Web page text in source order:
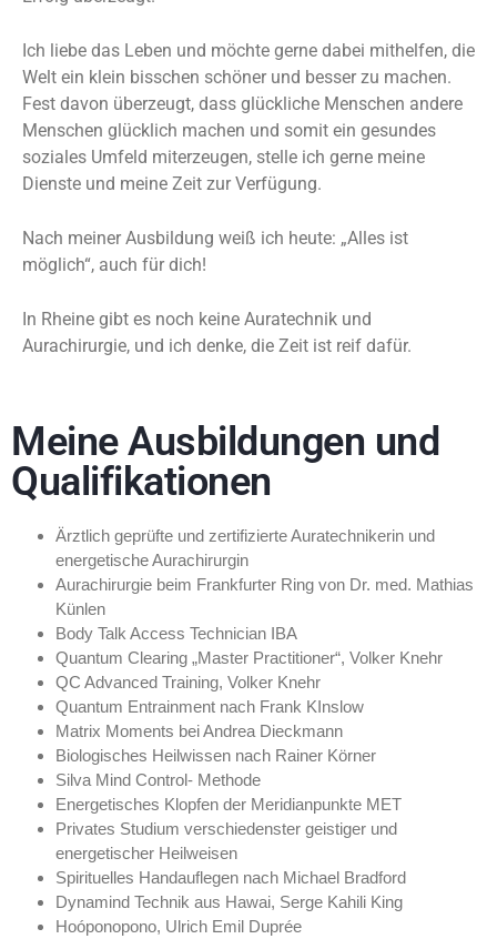
Ich liebe das Leben und möchte gerne dabei mithelfen, die
Welt ein klein bisschen schöner und besser zu machen.
Fest davon überzeugt, dass glückliche Menschen andere
Menschen glücklich machen und somit ein gesundes
soziales Umfeld miterzeugen, stelle ich gerne meine
Dienste und meine Zeit zur Verfügung.
Nach meiner Ausbildung weiß ich heute: „Alles ist
möglich“, auch für dich!
In Rheine gibt es noch keine Auratechnik und
Aurachirurgie, und ich denke, die Zeit ist reif dafür.
Meine Ausbildungen und
Qualifikationen
Ärztlich geprüfte und zertifizierte Auratechnikerin und
energetische Aurachirurgin
Aurachirurgie beim Frankfurter Ring von Dr. med. Mathias
Künlen
Body Talk Access Technician IBA
Quantum Clearing „Master Practitioner“, Volker Knehr
QC Advanced Training, Volker Knehr
Quantum Entrainment nach Frank KInslow
Matrix Moments bei Andrea Dieckmann
Biologisches Heilwissen nach Rainer Körner
Silva Mind Control- Methode
Energetisches Klopfen der Meridianpunkte MET
Privates Studium verschiedenster geistiger und
energetischer Heilweisen
Spirituelles Handauflegen nach Michael Bradford
Dynamind Technik aus Hawai, Serge Kahili King
Hoóponopono, Ulrich Emil Duprée